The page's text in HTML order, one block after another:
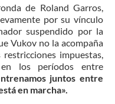
de Roland Garros,
por su vínculo
suspendido por la
Vukov no la acompaña
impuestas,
los períodos entre
juntos entre
en marcha».